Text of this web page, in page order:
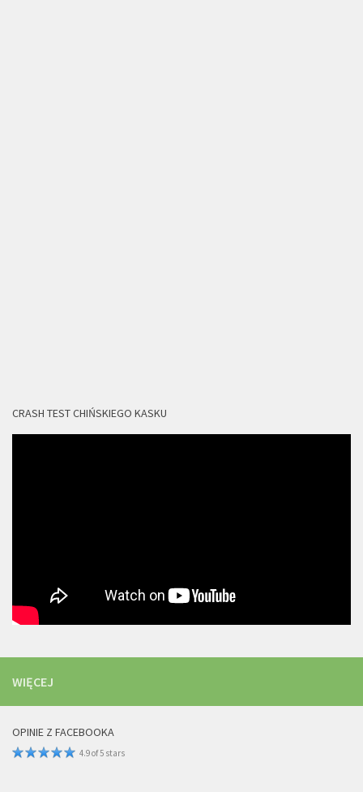
CRASH TEST CHIŃSKIEGO KASKU
WIĘCEJ
OPINIE Z FACEBOOKA
4.9 of 5 stars